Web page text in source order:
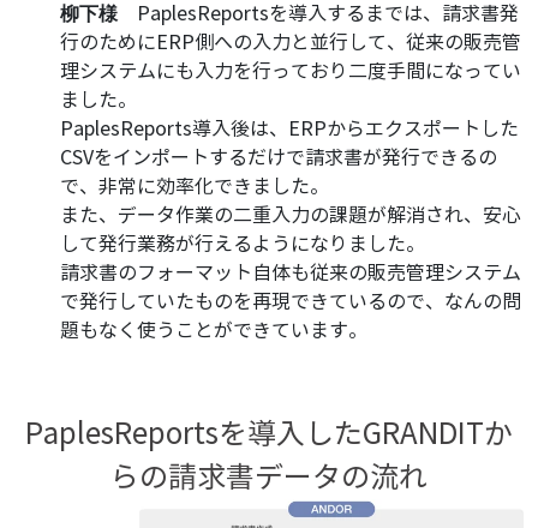
柳下様PaplesReportsを導入するまでは、請求書発
行のためにERP側への入力と並行して、従来の販売管
理システムにも入力を行っており二度手間になってい
ました。
PaplesReports導入後は、ERPからエクスポートした
CSVをインポートするだけで請求書が発行できるの
で、非常に効率化できました。
また、データ作業の二重入力の課題が解消され、安心
して発行業務が行えるようになりました。
請求書のフォーマット自体も従来の販売管理システム
で発行していたものを再現できているので、なんの問
題もなく使うことができています。
PaplesReportsを導入したGRANDITか
らの請求書データの流れ